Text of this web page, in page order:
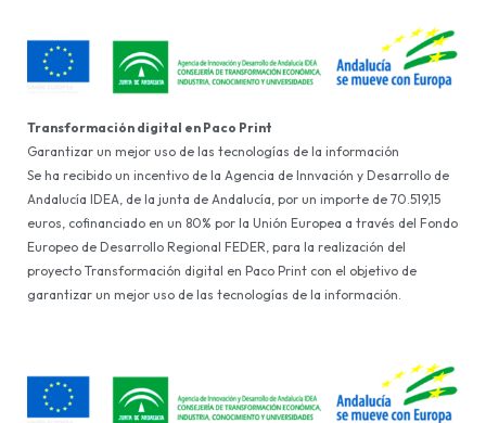
Transformación digital en Paco Print
Garantizar un mejor uso de las tecnologías de la información
Se ha recibido un incentivo de la Agencia de Innvación y Desarrollo de
Andalucía IDEA, de la junta de Andalucía, por un importe de 70.519,15
euros, cofinanciado en un 80% por la Unión Europea a través del Fondo
Europeo de Desarrollo Regional FEDER, para la realización del
proyecto Transformación digital en Paco Print con el objetivo de
garantizar un mejor uso de las tecnologías de la información.